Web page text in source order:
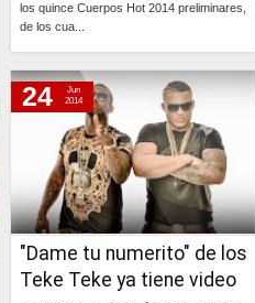
los quince Cuerpos Hot 2014 preliminares,
de los cua...
"Dame tu numerito" de los
Teke Teke ya tiene video
24
Jun
2014